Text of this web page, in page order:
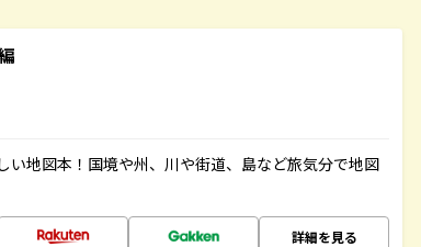
い地図本！国境や州、川や街道、島など旅気分で地図
詳細を見る